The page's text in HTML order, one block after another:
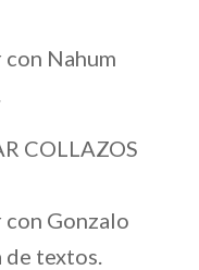
Nahum
COLLAZOS
Gonzalo
textos.